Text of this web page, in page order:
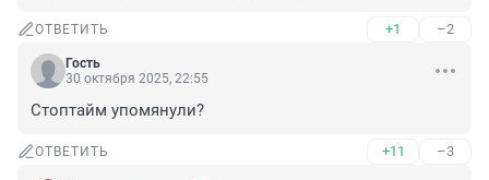
ОТВЕТИТЬ +1 –2
Гость
30 октября 2025, 22:55
Стоптайм упомянули?
ОТВЕТИТЬ +11 –3